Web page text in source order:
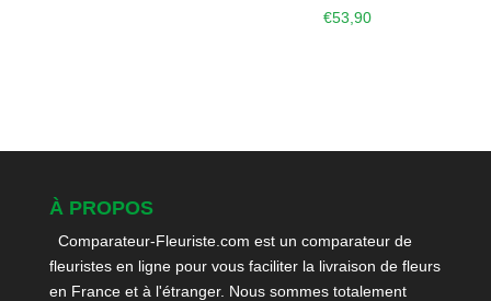
€53,90
À PROPOS
Comparateur-Fleuriste.com est un comparateur de
fleuristes en ligne pour vous faciliter la livraison de fleurs
en France et à l'étranger. Nous sommes totalement